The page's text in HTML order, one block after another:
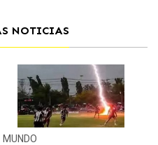
NOTICIAS
MUNDO